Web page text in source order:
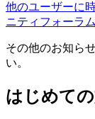
他のユーザーに
ニティフォーラ
その他のお知ら
い。
はじめて